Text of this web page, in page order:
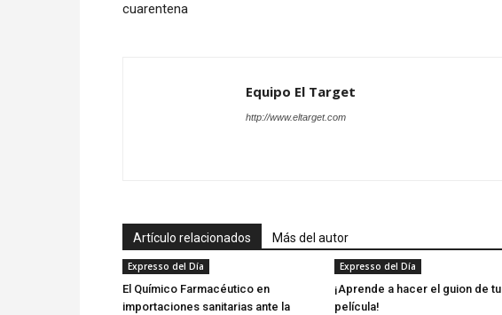
cuarentena
Equipo El Target
http://www.eltarget.com
Artículo relacionados Más del autor
Expresso del Día
El Químico Farmacéutico en
importaciones sanitarias ante la
Expresso del Día
¡Aprende a hacer el guion de tu
película!